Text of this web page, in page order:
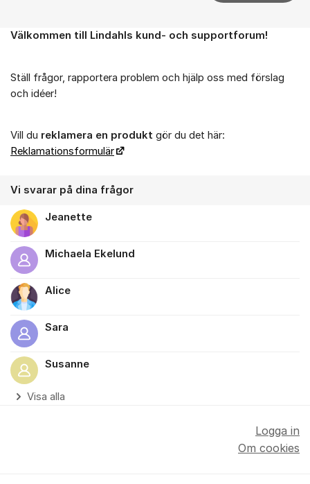
Om forumet
Välkommen till Lindahls kund- och supportforum!
Ställ frågor, rapportera problem och hjälp oss med förslag
och idéer!
Vill du reklamera en produkt gör du det här:
Reklamationsformulär
Vi svarar på dina frågor
Jeanette
Michaela Ekelund
Alice
Sara
Susanne
Visa alla
Logga in
Om cookies